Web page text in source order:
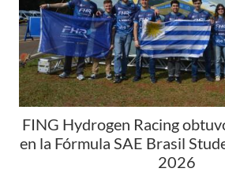
FING Hydrogen Racing
en la Fórmula SAE Brasil
2026